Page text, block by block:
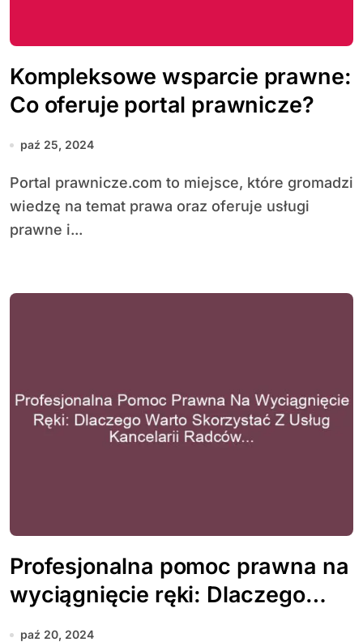
Kompleksowe wsparcie prawne:
Co oferuje portal prawnicze?
paź 25, 2024
Portal prawnicze.com to miejsce, które gromadzi
wiedzę na temat prawa oraz oferuje usługi
prawne i...
Profesjonalna pomoc prawna na
wyciągnięcie ręki: Dlaczego
warto skorzystać z usług
paź 20, 2024